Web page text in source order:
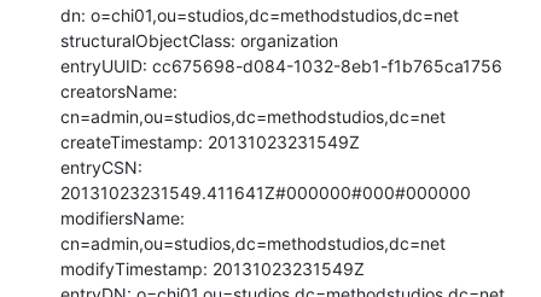
dn: o=chi01,ou=studios,dc=methodstudios,dc=net
structuralObjectClass: organization
entryUUID: cc675698-d084-1032-8eb1-f1b765ca1756
creatorsName:
cn=admin,ou=studios,dc=methodstudios,dc=net
createTimestamp: 20131023231549Z
entryCSN:
20131023231549.411641Z#000000#000#000000
modifiersName:
cn=admin,ou=studios,dc=methodstudios,dc=net
modifyTimestamp: 20131023231549Z